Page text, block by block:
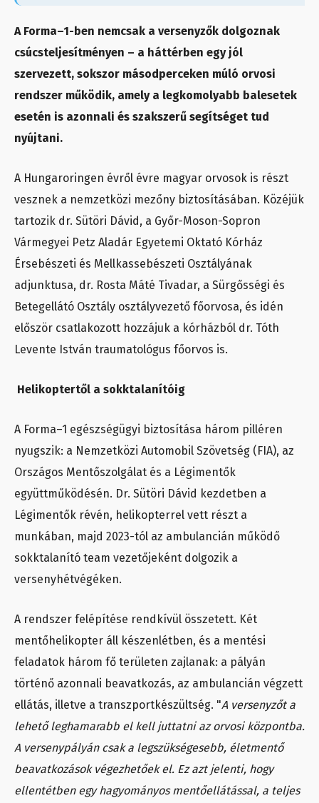
A Forma–1-ben nemcsak a versenyzők dolgoznak
csúcsteljesítményen – a háttérben egy jól
szervezett, sokszor másodperceken múló orvosi
rendszer működik, amely a legkomolyabb balesetek
esetén is azonnali és szakszerű segítséget tud
nyújtani.
A Hungaroringen évről évre magyar orvosok is részt
vesznek a nemzetközi mezőny biztosításában. Közéjük
tartozik dr. Sütöri Dávid, a Győr-Moson-Sopron
Vármegyei Petz Aladár Egyetemi Oktató Kórház
Érsebészeti és Mellkassebészeti Osztályának
adjunktusa, dr. Rosta Máté Tivadar, a Sürgősségi és
Betegellátó Osztály osztályvezető főorvosa, és idén
először csatlakozott hozzájuk a kórházból dr. Tóth
Levente István traumatológus főorvos is.
Helikoptertől a sokktalanítóig
A Forma–1 egészségügyi biztosítása három pilléren
nyugszik: a Nemzetközi Automobil Szövetség (FIA), az
Országos Mentőszolgálat és a Légimentők
együttműködésén. Dr. Sütöri Dávid kezdetben a
Légimentők révén, helikopterrel vett részt a
munkában, majd 2023-tól az ambulancián működő
sokktalanító team vezetőjeként dolgozik a
versenyhétvégéken.
A rendszer felépítése rendkívül összetett. Két
mentőhelikopter áll készenlétben, és a mentési
feladatok három fő területen zajlanak: a pályán
történő azonnali beavatkozás, az ambulancián végzett
ellátás, illetve a transzportkészültség. "A versenyzőt a
lehető leghamarabb el kell juttatni az orvosi központba.
A versenypályán csak a legszükségesebb, életmentő
beavatkozások végezhetőek el. Ez azt jelenti, hogy
ellentétben egy hagyományos mentőellátással, a teljes